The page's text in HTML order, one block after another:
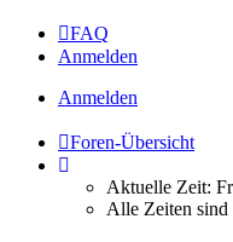
FAQ
Anmelden
Anmelden
Foren-Übersicht
Aktuelle Zeit:
Alle Zeiten sind